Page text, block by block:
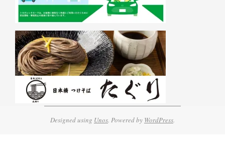
Designed using Unos. Powered by WordPress.